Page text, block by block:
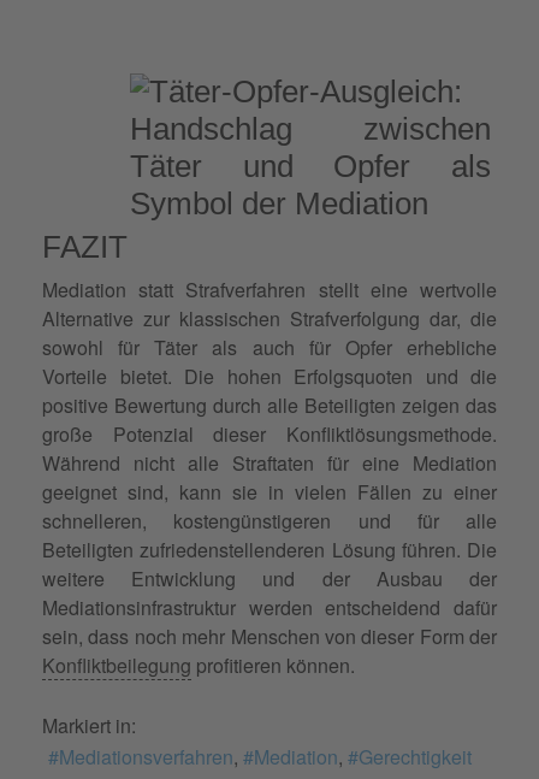
FAZIT
Mediation statt Strafverfahren stellt eine wertvolle
Alternative zur klassischen Strafverfolgung dar, die
sowohl für Täter als auch für Opfer erhebliche
Vorteile bietet. Die hohen Erfolgsquoten und die
positive Bewertung durch alle Beteiligten zeigen das
große Potenzial dieser Konfliktlösungsmethode.
Während nicht alle Straftaten für eine Mediation
geeignet sind, kann sie in vielen Fällen zu einer
schnelleren, kostengünstigeren und für alle
Beteiligten zufriedenstellenderen Lösung führen. Die
weitere Entwicklung und der Ausbau der
Mediationsinfrastruktur werden entscheidend dafür
sein, dass noch mehr Menschen von dieser Form der
Konfliktbeilegung profitieren können.
Markiert in:
Mediationsverfahren
Mediation Gerechtigkeit